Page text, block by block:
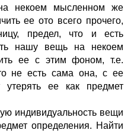
некоем мысленном же
ее ото всего прочего,
предел, что и есть
нашу вещь на некоем
ее с этим фоном, т.е.
не есть сама она, с ее
ее как предмет
индивидуальность вещи
определения. Найти